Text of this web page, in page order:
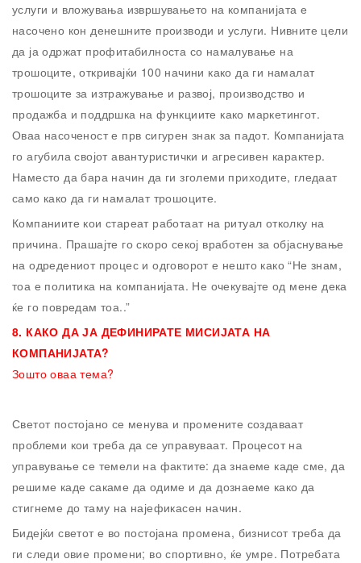
услуги и вложувања извршувањето на компанијата е
насочено кон денешните производи и услуги. Нивните цели
да ја одржат профитабилноста со намалување на
трошоците, откривајќи 100 начини како да ги намалат
трошоците за изтражување и развој, производство и
продажба и поддршка на функциите како маркетингот.
Оваа насоченост е прв сигурен знак за падот. Компанијата
го агубила својот авантуристички и агресивен карактер.
Наместо да бара начин да ги зголеми приходите, гледаат
само како да ги намалат трошоците.
Компаниите кои стареат работаат на ритуал отколку на
причина. Прашајте го скоро секој вработен за објаснување
на одредениот процес и одговорот е нешто како “Не знам,
тоа е политика на компанијата. Не очекувајте од мене дека
ќе го повредам тоа..”
8. КАКО ДА ЈА ДЕФИНИРАТЕ МИСИЈАТА НА
КОМПАНИЈАТА?
Зошто оваа тема?
Светот постојано се менува и промените создаваат
проблеми кои треба да се управуваат. Процесот на
управување се темели на фактите: да знаеме каде сме, да
решиме каде сакаме да одиме и да дознаеме како да
стигнеме до таму на најефикасен начин.
Бидејќи светот е во постојана промена, бизнисот треба да
ги следи овие промени; во спортивно, ќе умре. Потребата